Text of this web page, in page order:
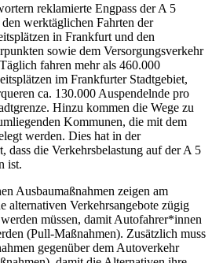
reklamierte Engpass der A 5
werktäglichen Fahrten der
in Frankfurt und den
sowie dem Versorgungsverkehr
fahren mehr als 460.000
im Frankfurter Stadtgebiet,
ca. 130.000 Auspendelnde pro
Hinzu kommen die Wege zu
Kommunen, die mit dem
werden. Dies hat in der
dass die Verkehrsbelastung auf der A 5
ist.
Ausbaumaßnahmen zeigen am
alternativen Verkehrsangebote zügig
müssen, damit Autofahrer*innen
(Pull-Maßnahmen). Zusätzlich muss
gegenüber dem Autoverkehr